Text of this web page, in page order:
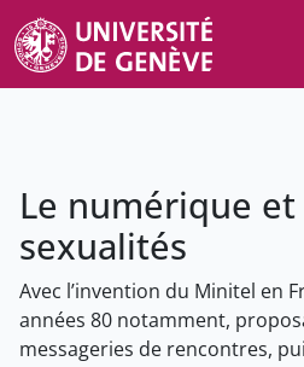
Le numérique et
sexualités
Avec l’invention du Minitel en
années 80 notamment,
messageries de rencontres,